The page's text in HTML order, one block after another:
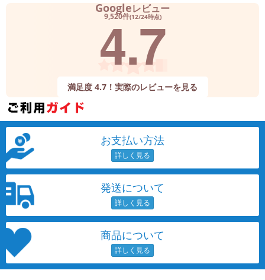
Googleレビュー
9,520件(12/24時点)
4.7
満足度 4.7！実際のレビューを見る
お支払い方法
発送について
商品について